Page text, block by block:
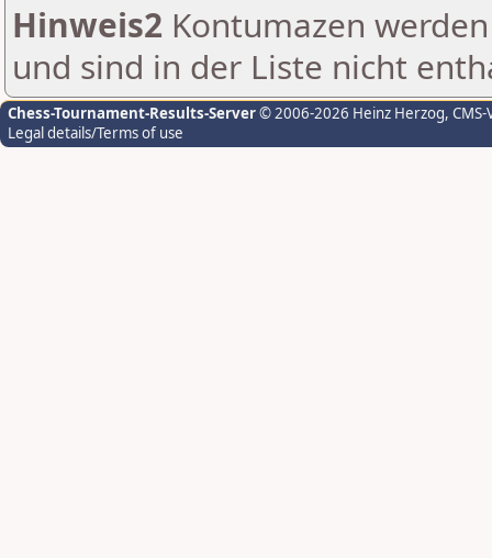
Hinweis2 Kontumazen
und sind in der Liste nicht
Chess-Tournament-Results-Server© 2006-2026 Heinz Herzog,
Legal details/Terms of use